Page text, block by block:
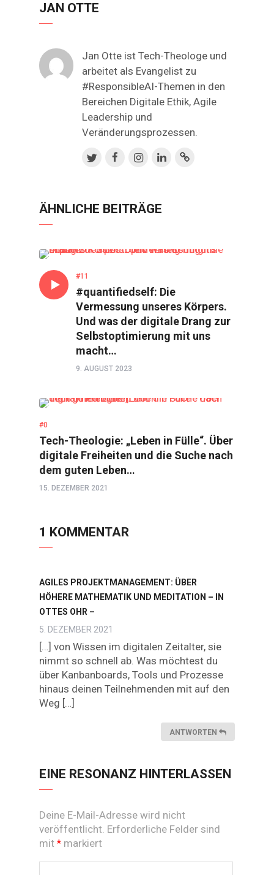
JAN OTTE
Jan Otte ist Tech-Theologe und
arbeitet als Evangelist zu
#ResponsibleAI-Themen in den
Bereichen Digitale Ethik, Agile
Leadership und
Veränderungsprozessen.
ÄHNLICHE BEITRÄGE
#11
#quantifiedself: Die
Vermessung unseres Körpers.
Und was der digitale Drang zur
Selbstoptimierung mit uns
macht…
9. AUGUST 2023
#0
Tech-Theologie: „Leben in Fülle“. Über
digitale Freiheiten und die Suche nach
dem guten Leben…
15. DEZEMBER 2021
1 KOMMENTAR
AGILES PROJEKTMANAGEMENT: ÜBER
HÖHERE MATHEMATIK UND MEDITATION – IN
OTTES OHR –
5. DEZEMBER 2021
[…] von Wissen im digitalen Zeitalter, sie
nimmt so schnell ab. Was möchtest du
über Kanbanboards, Tools und Prozesse
hinaus deinen Teilnehmenden mit auf den
Weg […]
ANTWORTEN
EINE RESONANZ HINTERLASSEN
Deine E-Mail-Adresse wird nicht
veröffentlicht. Erforderliche Felder sind
mit * markiert